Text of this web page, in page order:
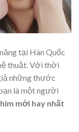
tại Hàn Quốc
thuật. Với thời
những thước
là một người
mới hay nhất